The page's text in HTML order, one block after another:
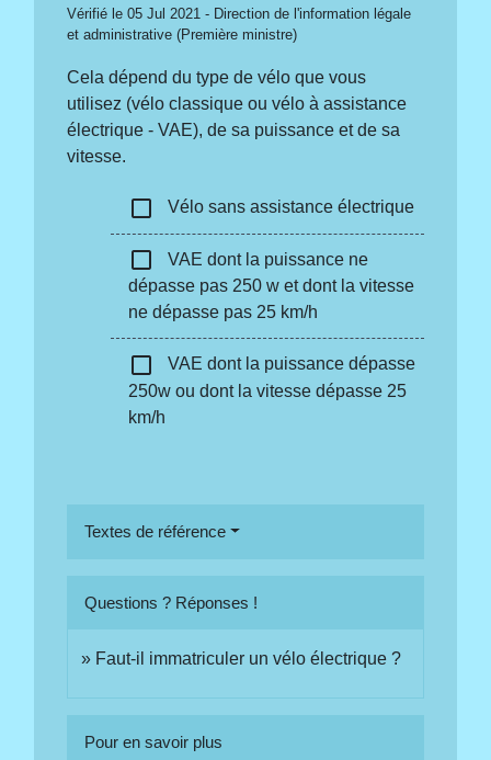
Vérifié le 05 Jul 2021 - Direction de l'information légale
et administrative (Première ministre)
Cela dépend du type de vélo que vous
utilisez (vélo classique ou vélo à assistance
électrique - VAE), de sa puissance et de sa
vitesse.
check_box_outline_blank Vélo sans assistance électrique
check_box_outline_blank
VAE dont la puissance ne
dépasse pas 250 w et dont la vitesse
ne dépasse pas 25 km/h
check_box_outline_blank
VAE dont la puissance dépasse
250w ou dont la vitesse dépasse 25
km/h
Textes de référence
Questions ? Réponses !
Faut-il immatriculer un vélo électrique ?
Pour en savoir plus